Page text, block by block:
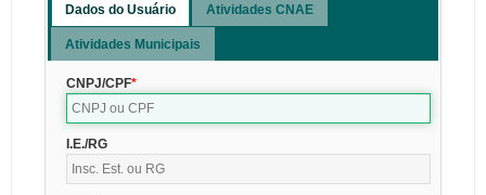
Dados do Usuário Atividades CNAE
Atividades Municipais
CNPJ/CPF
I.E./RG